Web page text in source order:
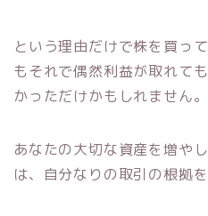
という理由だけで株を買っ
もそれで偶然利益が取れて
かっただけかもしれません。
あなたの大切な資産を増や
は、自分なりの取引の根拠